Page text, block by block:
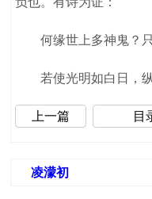
何缘世上多神鬼？只
若使光明如白日，纵
上一篇 目
凌濛初